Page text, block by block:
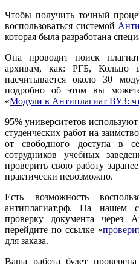
Чтобы получить точный
воспользоваться системой
которая была разработана
Она проводит поиск
архивам, как: РГБ, Кольцо
насчитывается около 30
подробно об этом вы
«Модули в Антиплагиат ВУЗ:
95% университетов
студенческих работ на
от свободного доступа в
сотрудников учебных
проверить свою работу
практически невозможно.
Есть возможность
антиплагиат.рф. На нашем
проверку документа через
перейдите по ссылке «
для заказа.
Ваша работа будет